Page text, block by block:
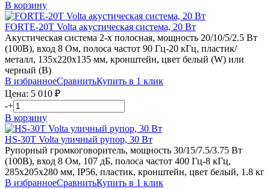
В корзину
FORTE-20T Volta акустическая система, 20 Вт
Акустическая система 2-х полосная, мощность 20/10/5/2.5 Вт
(100В), вход 8 Ом, полоса частот 90 Гц-20 кГц, пластик/
металл, 135х220х135 мм, кронштейн, цвет белый (W) или
черный (B)
В избранноеСравнитьКупить в 1 клик
Цена: 5 010 ₽
-+
В корзину
HS-30T Volta уличный рупор, 30 Вт
Рупорный громкоговоритель, мощность 30/15/7.5/3.75 Вт
(100В), вход 8 Ом, 107 дБ, полоса частот 400 Гц-8 кГц,
285х205х280 мм, IP56, пластик, кронштейн, цвет белый, 1.8 кг
В избранноеСравнитьКупить в 1 клик